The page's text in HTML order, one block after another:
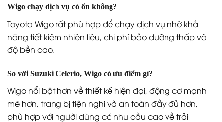
Wigo chạy dịch vụ có ổn không?
Toyota Wigo rất phù hợp để chạy dịch vụ nhờ khả
năng tiết kiệm nhiên liệu, chi phí bảo dưỡng thấp và
độ bền cao.
So với Suzuki Celerio, Wigo có ưu điểm gì?
Wigo nổi bật hơn về thiết kế hiện đại, động cơ mạnh
mẽ hơn, trang bị tiện nghi và an toàn đầy đủ hơn,
phù hợp với người dùng có nhu cầu cao về trải